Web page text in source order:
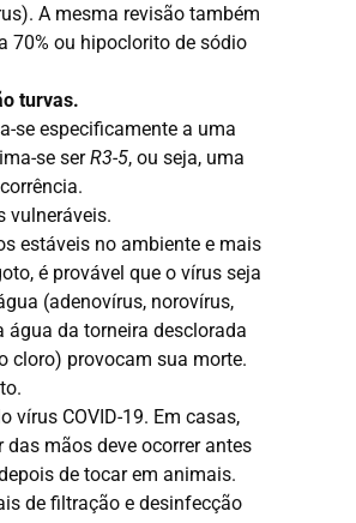
A mesma revisão também
70% ou hipoclorito de sódio
turvas.
se especificamente a uma
se serR3-5, ou seja, uma
vulneráveis.
estáveis ​​no ambiente e mais
é provável que o vírus seja
(adenovírus, norovírus,
água da torneira desclorada
cloro) provocam sua morte.
COVID-19. Em casas,
mãos deve ocorrer antes
de tocar em animais.
de filtração e desinfecção